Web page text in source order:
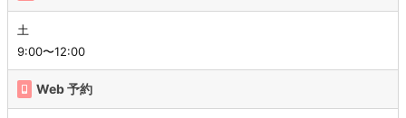
土
9:00〜12:00
Web 予約